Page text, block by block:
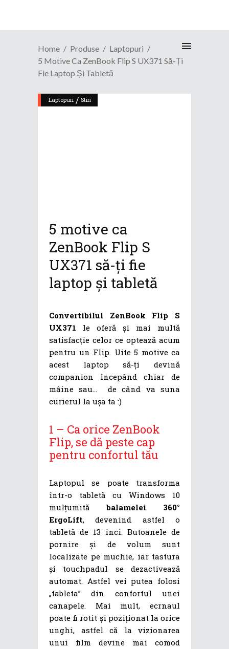
Home Produse
Laptopuri
5 Motive Ca ZenBook Flip S UX371 Să-Ți
Fie Laptop Și Tabletă
Laptopuri / Stiri
5 motive ca
ZenBook Flip S
UX371 să-ți fie
laptop și tabletă
Convertibilul ZenBook Flip S
UX371 le oferă și mai multă
satisfacție celor ce optează acum
pentru un Flip. Uite 5 motive ca
acest laptop să-ți devină
companion începând chiar de
mâine sau… de când va suna
curierul la ușa ta :)
1 – Ca orice ZenBook
Flip, se dă peste cap
pentru confortul tău
Laptopul se poate transforma
într-o tabletă cu Windows 10
mulțumităbalamelei 360°
ErgoLift, devenind astfel o
tabletă de 13 inci. Butoanele de
pornire și de volum sunt
localizate pe muchie, iar tastura
și touchpadul se dezactivează
automat. Astfel vei putea folosi
„tableta” din confortul unei
canapele. Mai mult, ecrnaul
poate fi rotit și poziționat la orice
unghi, astfel că la vizionarea
unui film devine mai comod